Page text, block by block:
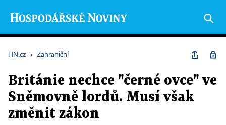
HN.cz › Zahraniční
Británie nechce "černé ovce" ve
Sněmovně lordů. Musí však
změnit zákon